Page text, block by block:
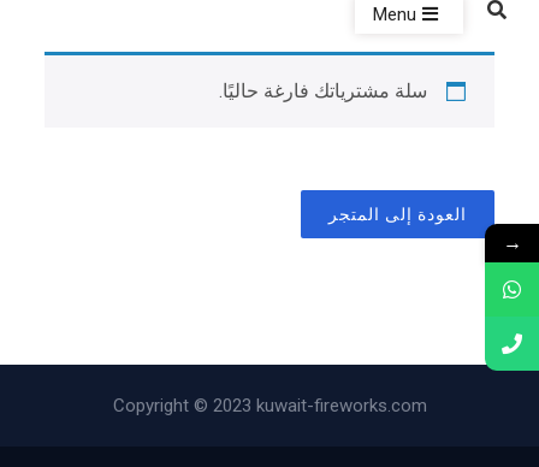
Menu
سلة مشترياتك فارغة حاليًا.
العودة إلى المتجر
Copyright © 2023 kuwait-fireworks.com
→